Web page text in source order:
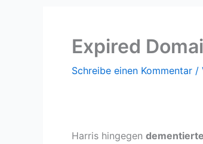
Expired
Schreibe einen Kommentar /
Harris hingegen dementierte